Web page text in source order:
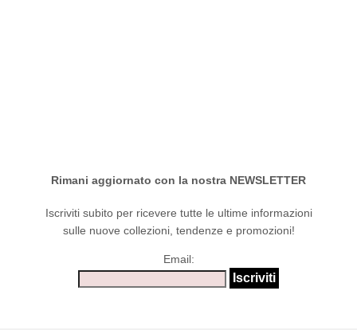
Rimani aggiornato con la nostra NEWSLETTER
Iscriviti subito per ricevere tutte le ultime informazioni
sulle nuove collezioni, tendenze e promozioni!
Email: